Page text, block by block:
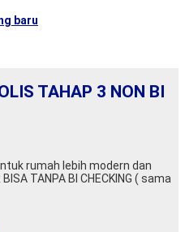
baru
TAHAP 3 NON BI
rumah lebih modern dan
TANPA BI CHECKING ( sama